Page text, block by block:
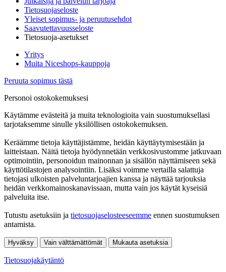
Tietosuojaseloste
Yleiset sopimus- ja peruutusehdot
Saavutettavuusseloste
Tietosuoja-asetukset
Yritys
Muita Niceshops-kauppoja
Peruuta sopimus tästä
Personoi ostokokemuksesi
Käytämme evästeitä ja muita teknologioita vain suostumuksellasi
tarjotaksemme sinulle yksilöllisen ostokokemuksen.
Keräämme tietoja käyttäjistämme, heidän käyttäytymisestään ja
laitteistaan. Näitä tietoja hyödynnetään verkkosivustomme jatkuvaan
optimointiin, personoidun mainonnan ja sisällön näyttämiseen sekä
käyttötilastojen analysointiin. Lisäksi voimme vertailla salattuja
tietojasi ulkoisten palveluntarjoajien kanssa ja näyttää tarjouksia
heidän verkkomainoskanavissaan, mutta vain jos käytät kyseisiä
palveluita itse.
Tutustu asetuksiin ja tietosuojaselosteeseemme ennen suostumuksen
antamista.
Hyväksy Vain välttämättömät Mukauta asetuksia
Tietosuojakäytäntö